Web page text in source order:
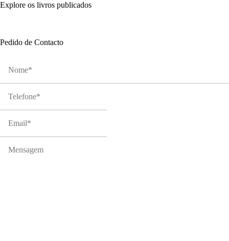
Explore os livros publicados
Pedido de Contacto